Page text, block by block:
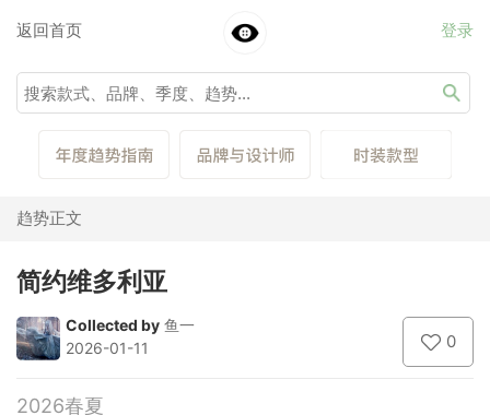
返回首页 登录
趋势正文
简约维多利亚
Collected by 鱼一
2026-01-11
0
2026春夏